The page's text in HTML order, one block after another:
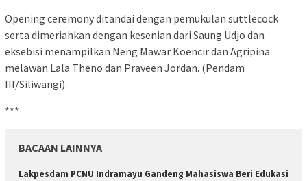
Opening ceremony ditandai dengan pemukulan suttlecock
serta dimeriahkan dengan kesenian dari Saung Udjo dan
eksebisi menampilkan Neng Mawar Koencir dan Agripina
melawan Lala Theno dan Praveen Jordan. (Pendam
III/Siliwangi).
***
BACAAN LAINNYA
Lakpesdam PCNU Indramayu Gandeng Mahasiswa Beri Edukasi